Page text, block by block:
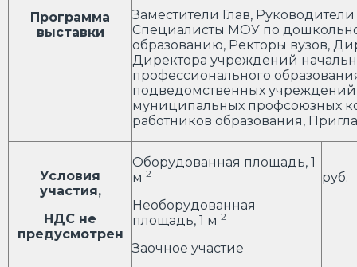
Программа
выставки
Заместители Глав,
Специалисты МОУ по
образованию, Ректоры вузов,
Директора учреждений
профессионального
подведомственных
муниципальных профсоюзных
работников образования,
Условия
участия,
НДС не
предусмотрен
Оборудованная площадь, 1
м 2
Необорудованная
площадь, 1 м 2
Заочное участие
руб.